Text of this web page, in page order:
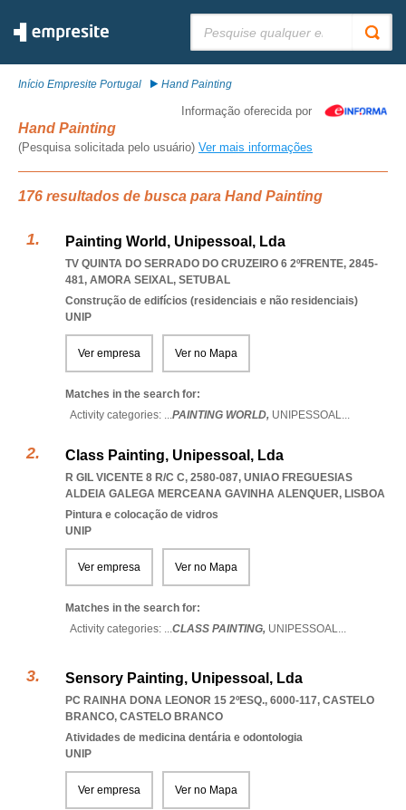
Início Empresite Portugal Hand Painting
Informação oferecida por
Hand Painting
(Pesquisa solicitada pelo usuário) Ver mais informações
176 resultados de busca para Hand Painting
Painting World, Unipessoal, Lda
TV QUINTA DO SERRADO DO CRUZEIRO 6 2ºFRENTE, 2845-
481, AMORA SEIXAL, SETUBAL
Construção de edifícios (residenciais e não residenciais)
UNIP
Ver empresa Ver no Mapa
Matches in the search for:
Activity categories: ...PAINTING WORLD, UNIPESSOAL...
Class Painting, Unipessoal, Lda
R GIL VICENTE 8 R/C C, 2580-087, UNIAO FREGUESIAS
ALDEIA GALEGA MERCEANA GAVINHA ALENQUER, LISBOA
Pintura e colocação de vidros
UNIP
Ver empresa Ver no Mapa
Matches in the search for:
Activity categories: ...CLASS PAINTING, UNIPESSOAL...
Sensory Painting, Unipessoal, Lda
PC RAINHA DONA LEONOR 15 2ºESQ., 6000-117, CASTELO
BRANCO, CASTELO BRANCO
Atividades de medicina dentária e odontologia
UNIP
Ver empresa Ver no Mapa